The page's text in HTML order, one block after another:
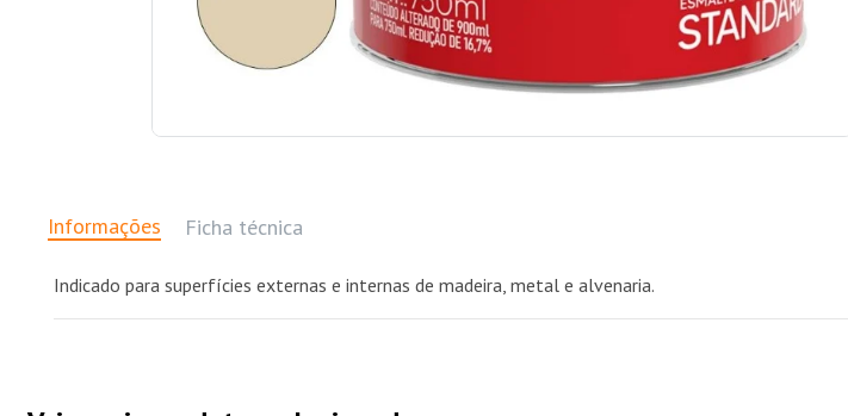
Informações Ficha técnica
Indicado para superfícies externas e internas de madeira, metal e alvenaria.